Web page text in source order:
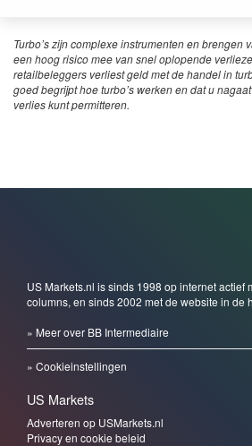
Turbo’s zijn complexe instrumenten en brengen
een hoog risico mee van snel oplopende
retailbeleggers verliest geld met de handel in
goed begrijpt hoe turbo’s werken en dat u
verlies kunt permitteren.
US Markets.nl is sinds 1998 op internet actief
columns, en sinds 2002 met de website in de
» Meer over BB Intermediaire
» Cookieinstellingen
US Markets
Adverteren op USMarkets.nl
Privacy en cookie beleid